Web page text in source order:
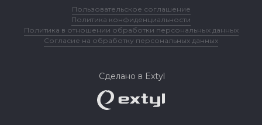
Пользовательское соглашение
Политика конфиденциальности
Политика в отношении обработки персональных данных
Согласие на обработку персональных данных
Сделано в Extyl